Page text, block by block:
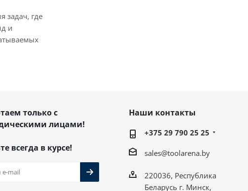
задач, где
и
только с
лицами!
всегда в курсе!
Наши контакты
+375 29 790 25 25
sales@toolarena.by
220036, Республика
Беларусь г. Минск,